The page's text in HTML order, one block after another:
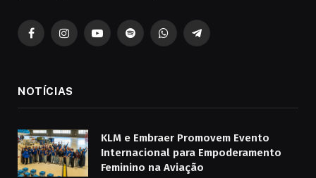
FacebookInstagramYouTubeSpotifyWhatsAppTelegrama
NOTÍCIAS
KLM e Embraer Promovem Evento
Internacional para Empoderamento
Feminino na Aviação